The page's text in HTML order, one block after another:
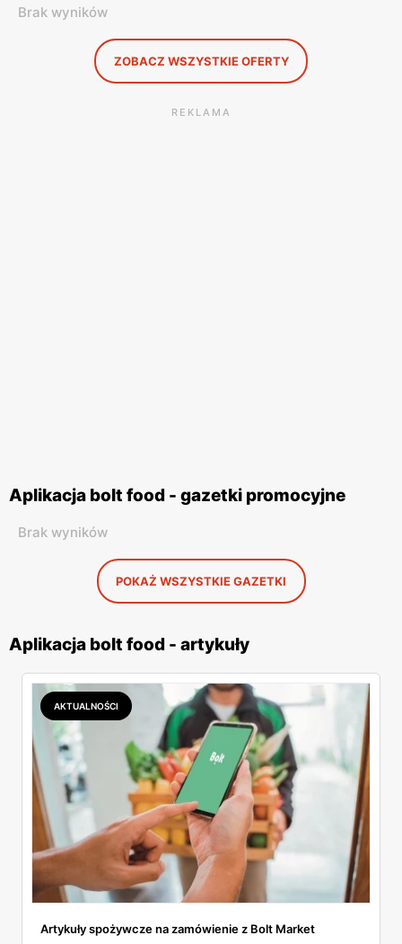
Brak wyników
ZOBACZ WSZYSTKIE OFERTY
REKLAMA
Aplikacja bolt food - gazetki promocyjne
Brak wyników
POKAŻ WSZYSTKIE GAZETKI
Aplikacja bolt food - artykuły
AKTUALNOŚCI
Artykuły spożywcze na zamówienie z Bolt Market